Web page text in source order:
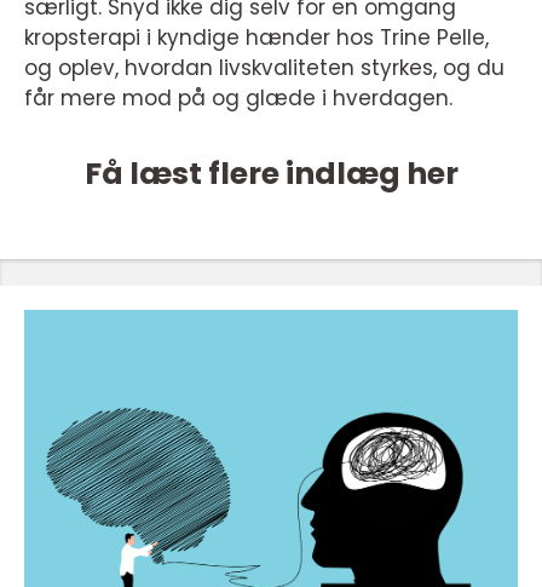
særligt. Snyd ikke dig selv for en omgang
kropsterapi i kyndige hænder hos Trine Pelle,
og oplev, hvordan livskvaliteten styrkes, og du
får mere mod på og glæde i hverdagen.
Få læst flere indlæg her